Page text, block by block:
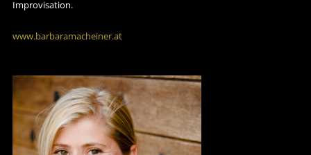
Improvisation.
www.barbaramacheiner.at